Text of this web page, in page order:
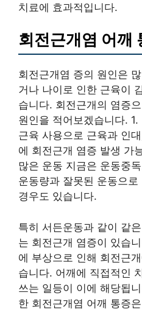
치료에 효과적입니다.
회전근개염 어깨
회전근개염 증의 원인은
거나 나이로 인한 근육이
습니다. 회전근개의 염증
원인을 적어보겠습니다.
근육 사용으로 근육과 인
에 회전근개 염증 발생 가
많은 운동 지금은 운동중
운동량과 잘못된 운동으
경우도 있습니다.
특히 서든운동과 같이 같
는 회전근개 염증이 있습
에 부상으로 인해 회전근
습니다. 어깨에 직접적인
쓰는 일등이 이에 해당됩
한 회전근개염 어깨 통증